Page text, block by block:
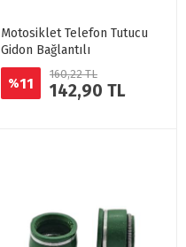
Motosiklet Telefon Tutucu
Gidon Bağlantılı
%11
160,22 TL
142,90 TL